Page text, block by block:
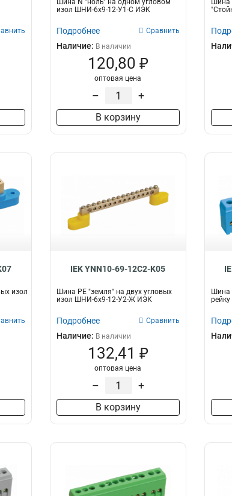
Шина N "ноль" на одном угловом
изол ШНИ-6х9-12-У1-С ИЭК
Подробнее Сравнить
Наличие: В наличии
120,80 ₽
оптовая цена
– +
В корзину
Шина
изол
IEK YNN10-69-12C2-K05
Шина PE "земля" на двух угловых
изол ШНИ-6х9-12-У2-Ж ИЭК
Подробнее Сравнить
Наличие: В наличии
132,41 ₽
оптовая цена
– +
В корзину
Шина